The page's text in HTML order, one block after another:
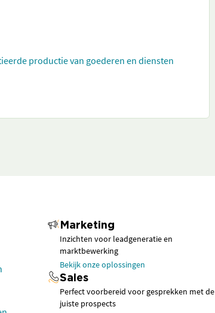
productie van goederen en diensten
Marketing
Inzichten voor leadgeneratie en
marktbewerking
Bekijk onze oplossingen
Sales
Perfect voorbereid voor gesprekken met de
juiste prospects